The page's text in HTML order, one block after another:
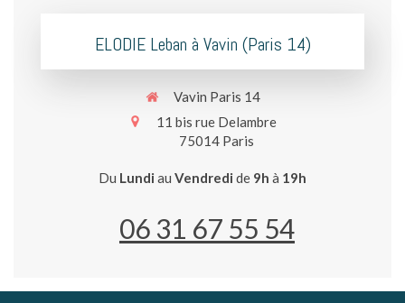
ELODIE Leban à Vavin (Paris 14)
Vavin Paris 14
11 bis rue Delambre
75014 Paris
Du Lundi au Vendredi de 9h à 19h
06 31 67 55 54